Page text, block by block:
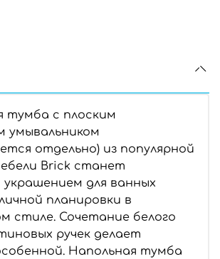
тумба с плоским
умывальником
отдельно) из популярной
Brick станет
для ванных
планировки в
стиле. Сочетание белого
ручек делает
Напольная тумба